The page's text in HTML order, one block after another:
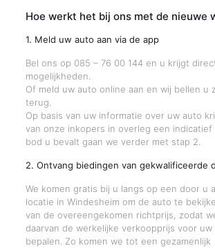
Hoe werkt het bij ons met de nieuwe
1. Meld uw auto aan via de app
Bel ons op 085 – 76 00 144 en u krijgt
mogelijkheden.
Of meld uw auto online aan en wij bellen u
terug.
Op basis van uw informatie over uw auto
van onze inkopers in overleg een indicatief
bod u bevalt gaan we verder met stap 2.
2. Ontvang biedingen van gekwalificeerde
We komen gratis bij u langs op een door u
locatie in Windesheim om de auto te
van de overeengekomen richtprijs, zodat
daarvan de werkelijke verkoopprijs voor
bepalen. Zo komen we tot een gezamenlijk